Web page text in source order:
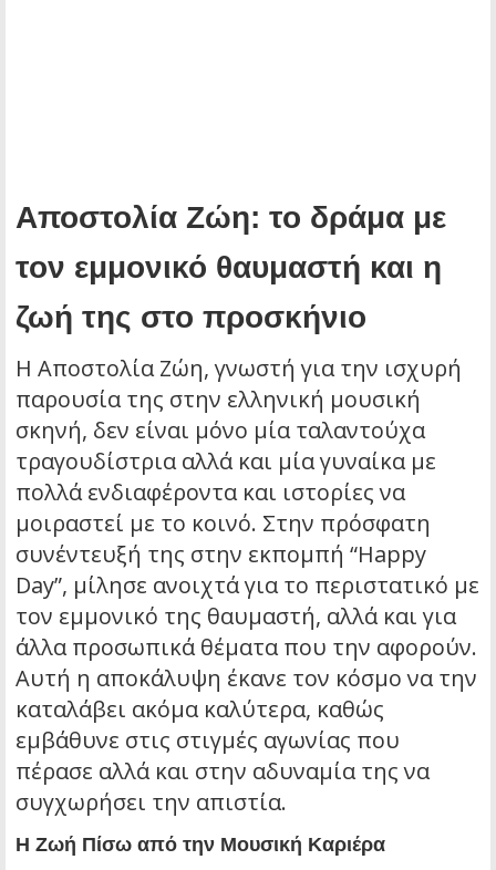
Αποστολία Ζώη: το δράμα με
τον εμμονικό θαυμαστή και η
ζωή της στο προσκήνιο
Η Αποστολία Ζώη, γνωστή για την ισχυρή
παρουσία της στην ελληνική μουσική
σκηνή, δεν είναι μόνο μία ταλαντούχα
τραγουδίστρια αλλά και μία γυναίκα με
πολλά ενδιαφέροντα και ιστορίες να
μοιραστεί με το κοινό. Στην πρόσφατη
συνέντευξή της στην εκπομπή “Happy
Day”, μίλησε ανοιχτά για το περιστατικό με
τον εμμονικό της θαυμαστή, αλλά και για
άλλα προσωπικά θέματα που την αφορούν.
Αυτή η αποκάλυψη έκανε τον κόσμο να την
καταλάβει ακόμα καλύτερα, καθώς
εμβάθυνε στις στιγμές αγωνίας που
πέρασε αλλά και στην αδυναμία της να
συγχωρήσει την απιστία.
Η Ζωή Πίσω από την Μουσική Καριέρα